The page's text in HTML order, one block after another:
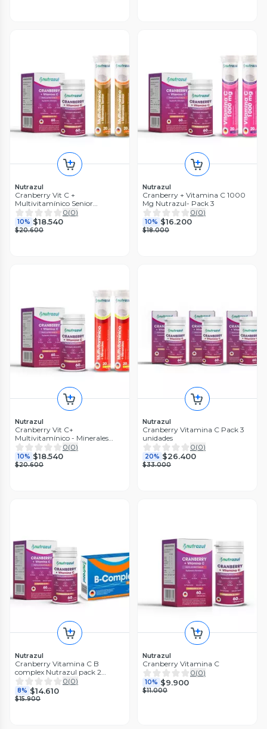
Nutrazul
Cranberry Vit C +
Multivitamínico Senior
Nutrazul Pack 3
0(0)
10% $18.540
$20.600
Nutrazul
Cranberry + Vitamina C 1000
Mg Nutrazul- Pack 3
0(0)
10% $16.200
$18.000
Nutrazul
Cranberry Vit C+
Multivitamínico - Minerales
Nutrazul 3u
0(0)
10% $18.540
$20.600
Nutrazul
Cranberry Vitamina C Pack 3
unidades
0(0)
20% $26.400
$33.000
Nutrazul
Cranberry Vitamina C B
complex Nutrazul pack 2
Unidades
0(0)
8% $14.610
$15.900
Nutrazul
Cranberry Vitamina C
0(0)
10% $9.900
$11.000